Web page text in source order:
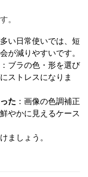
。
い日常使いでは、短
が減りやすいです。
：ブラの色・形を選び
ストレスになりま
た ：画像の色調補正
やかに見えるケース
ましょう。